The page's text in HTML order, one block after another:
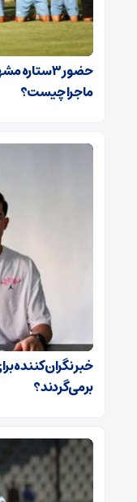
حضور ۳
ماجرا چیست؟
برمی‌گردند؟